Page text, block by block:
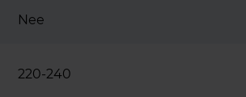
Nee
220-240